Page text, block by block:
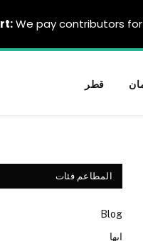
قطر
المطاعم فئات
Blog
ابها
We pay contributors for